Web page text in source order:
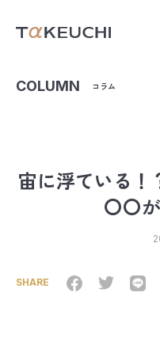
COLUMN コラム
宙に浮ている
〇〇
SHARE